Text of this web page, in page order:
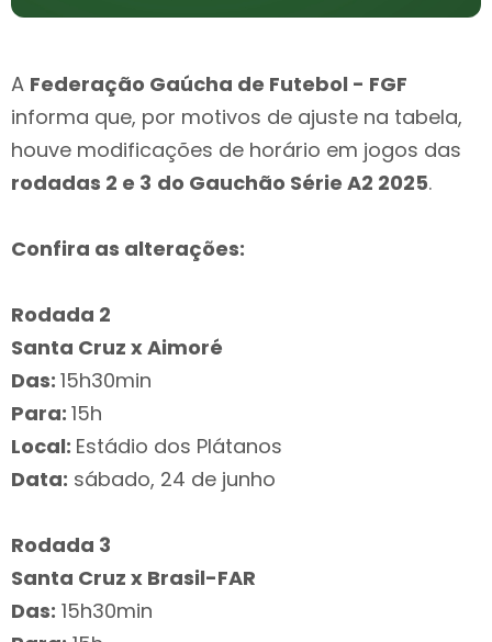
A Federação Gaúcha de Futebol - FGF
informa que, por motivos de ajuste na tabela,
houve modificações de horário em jogos das
rodadas 2 e 3 do Gauchão Série A2 2025.
Confira as alterações:
Rodada 2
Santa Cruz x Aimoré
Das: 15h30min
Para: 15h
Local: Estádio dos Plátanos
Data: sábado, 24 de junho
Rodada 3
Santa Cruz x Brasil-FAR
Das: 15h30min